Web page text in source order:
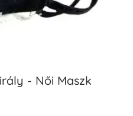
- Női Maszk